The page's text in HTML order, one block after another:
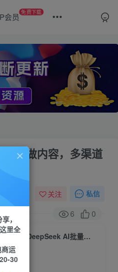
会员 免费下载
量做内容，多渠道
关注 私信
6 0
公众号矩阵流量池推广全套课，推流入池机制选题标题详解，DeepSeek AI批量做内容，多渠道变现全流程教学
，
里全
运
30